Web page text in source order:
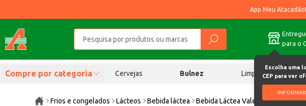
App Meu Atacadão
para o
Escolha uma
CEP para ver
Compre por categoria Cervejas Bulnez Limpeza
Frios e congelados Lácteos Bebida láctea Bebida Láctea Vale Gut Banana,